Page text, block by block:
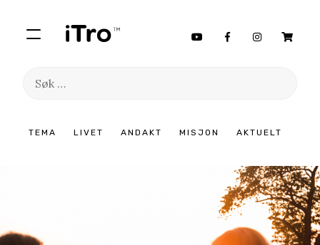
TEMA LIVET ANDAKT MISJON AKTUELT
Søk